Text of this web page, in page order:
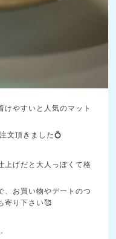
けやすいと人気のマット
文頂きました💍
上げだと大人っぽくて格
、お買い物やデートのつ
寄り下さい🥰